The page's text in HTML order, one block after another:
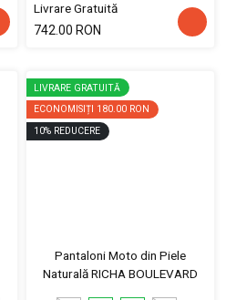
Livrare Gratuită
742.00 RON
LIVRARE GRATUITĂ
ECONOMISIȚI 180.00 RON
10% REDUCERE
Pantaloni Moto din Piele
Naturală RICHA BOULEVARD